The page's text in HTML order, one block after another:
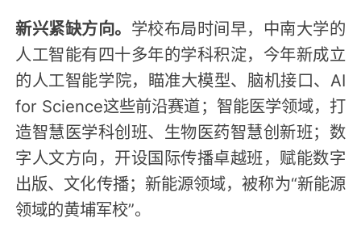
新兴紧缺方向。 学校布局时间早，中南大学的
人工智能有四十多年的学科积淀，今年新成立
的人工智能学院，瞄准大模型、脑机接口、AI
for Science这些前沿赛道；智能医学领域，打
造智慧医学科创班、生物医药智慧创新班；数
字人文方向，开设国际传播卓越班，赋能数字
出版、文化传播；新能源领域，被称为“新能源
领域的黄埔军校”。